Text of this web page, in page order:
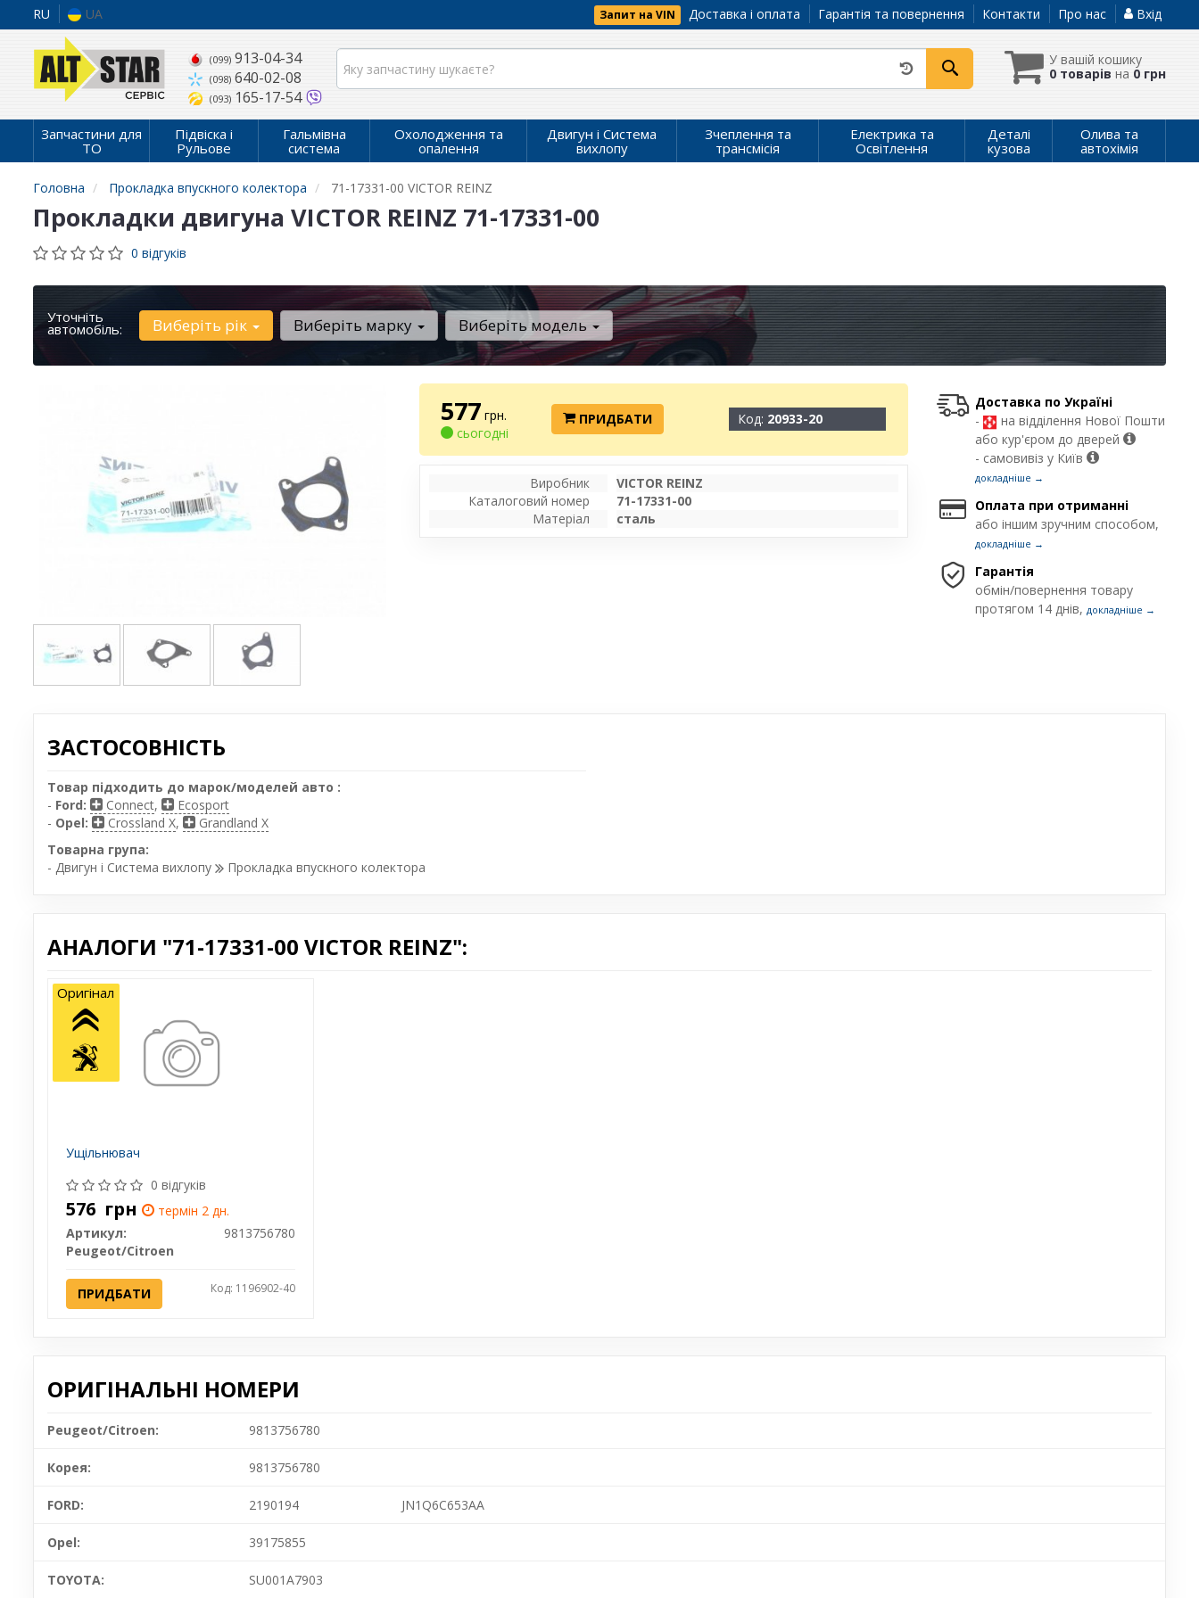
RU UA Запит на VIN Доставка і оплата Гарантія та повернення Контакти Про нас Вхід
(099)913-04-34
(098)640-02-08
(093)165-17-54
У вашій кошику
0 товарів на 0 грн
Запчастини для
ТО
Підвіска і
Рульове
Гальмівна
система
Охолодження та
опалення
Двигун і Система
вихлопу
Зчеплення та
трансмісія
Електрика та
Освітлення
Деталі
кузова
Олива та
автохімія
Головна Прокладка впускного колектора 71-17331-00 VICTOR REINZ
Прокладки двигуна VICTOR REINZ 71-17331-00
0 відгуків
Уточніть
автомобіль: Виберіть рік Виберіть марку Виберіть модель
577 грн.
сьогодні
ПРИДБАТИ Код: 20933-20
Виробник
VICTOR REINZ
Каталоговий номер
71-17331-00
Матеріал
сталь
Доставка по Україні
-
на відділення Нової Пошти
або кур'єром до дверей
- самовивіз у Київ
докладніше →
Оплата при отриманні
або іншим зручним способом,
докладніше →
Гарантія
обмін/повернення товару
протягом 14 днів,докладніше →
ЗАСТОСОВНІСТЬ
Товар підходить до марок/моделей авто :
- Ford: Connect,
Ecosport
- Opel: Crossland X,
Grandland X
Товарна група:
- Двигун і Система вихлопу
Прокладка впускного колектора
АНАЛОГИ "71-17331-00 VICTOR REINZ":
Ущільнювач
0 відгуків
576 грн
термін 2 дн.
Артикул:
9813756780
Peugeot/Citroen
ПРИДБАТИ Код: 1196902-40
Оригінал
ОРИГІНАЛЬНІ НОМЕРИ
Peugeot/Citroen: 9813756780
Корея: 9813756780
FORD: 2190194 JN1Q6C653AA
Opel: 39175855
TOYOTA: SU001A7903